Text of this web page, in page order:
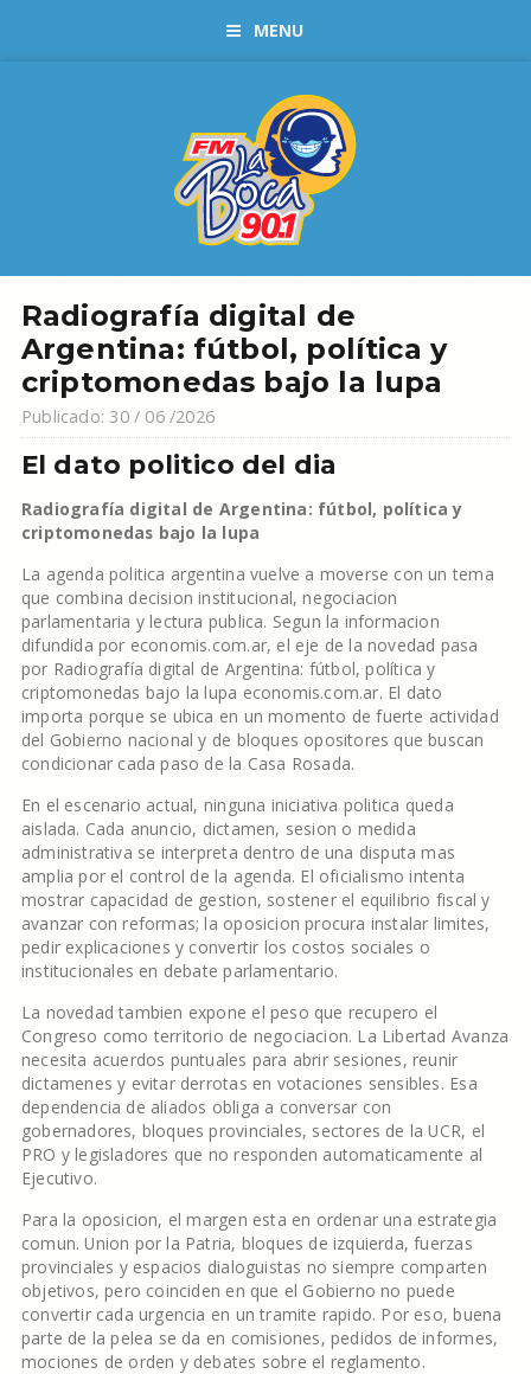
MENU
Radiografía digital de
Argentina: fútbol, política y
criptomonedas bajo la lupa
Publicado: 30 / 06 /2026
El dato politico del dia
Radiografía digital de Argentina: fútbol, política y
criptomonedas bajo la lupa
La agenda politica argentina vuelve a moverse con un tema
que combina decision institucional, negociacion
parlamentaria y lectura publica. Segun la informacion
difundida por economis.com.ar, el eje de la novedad pasa
por Radiografía digital de Argentina: fútbol, política y
criptomonedas bajo la lupa economis.com.ar. El dato
importa porque se ubica en un momento de fuerte actividad
del Gobierno nacional y de bloques opositores que buscan
condicionar cada paso de la Casa Rosada.
En el escenario actual, ninguna iniciativa politica queda
aislada. Cada anuncio, dictamen, sesion o medida
administrativa se interpreta dentro de una disputa mas
amplia por el control de la agenda. El oficialismo intenta
mostrar capacidad de gestion, sostener el equilibrio fiscal y
avanzar con reformas; la oposicion procura instalar limites,
pedir explicaciones y convertir los costos sociales o
institucionales en debate parlamentario.
La novedad tambien expone el peso que recupero el
Congreso como territorio de negociacion. La Libertad Avanza
necesita acuerdos puntuales para abrir sesiones, reunir
dictamenes y evitar derrotas en votaciones sensibles. Esa
dependencia de aliados obliga a conversar con
gobernadores, bloques provinciales, sectores de la UCR, el
PRO y legisladores que no responden automaticamente al
Ejecutivo.
Para la oposicion, el margen esta en ordenar una estrategia
comun. Union por la Patria, bloques de izquierda, fuerzas
provinciales y espacios dialoguistas no siempre comparten
objetivos, pero coinciden en que el Gobierno no puede
convertir cada urgencia en un tramite rapido. Por eso, buena
parte de la pelea se da en comisiones, pedidos de informes,
mociones de orden y debates sobre el reglamento.